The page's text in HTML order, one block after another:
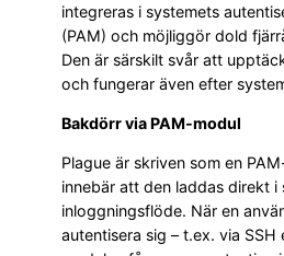
integreras i systemets
(PAM) och möjliggör dold
Den är särskilt svår att
och fungerar även efter
Bakdörr via PAM-modul
Plague är skriven som en
innebär att den laddas direkt i
inloggningsflöde. När en
autentisera sig – t.ex. via SSH